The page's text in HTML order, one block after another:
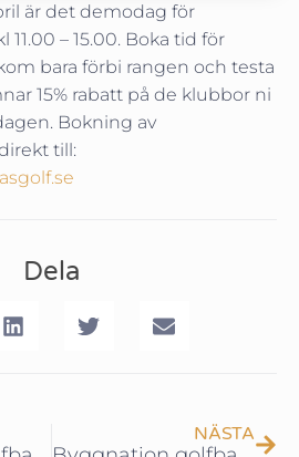
är det demodag för
– 15.00. Boka tid för
bara förbi rangen och testa
15% rabatt på de klubbor ni
Bokning av
till:
Dela
NÄSTA